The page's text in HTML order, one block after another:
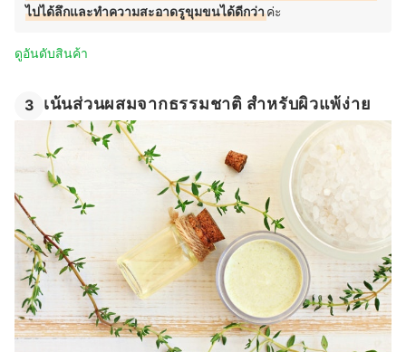
ไปได้ลึกและทำความสะอาดรูขุมขนได้ดีกว่าค่ะ
ดูอันดับสินค้า
3 เน้นส่วนผสมจากธรรมชาติ สำหรับผิวแพ้ง่าย